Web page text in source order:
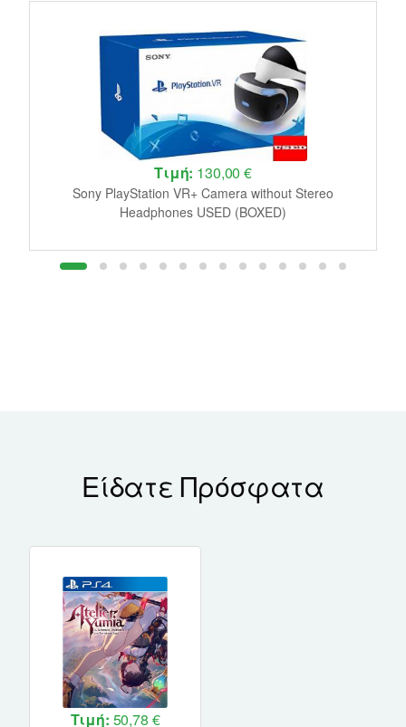
Τιμή: 130,00 €
Sony PlayStation VR+ Camera without Stereo
Headphones USED (BOXED)
Είδατε Πρόσφατα
Τιμή: 50,78 €